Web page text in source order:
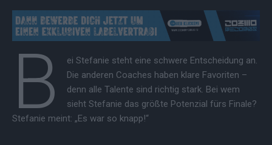
B
ei Stefanie steht eine schwere Entscheidung an.
Die anderen Coaches haben klare Favoriten –
denn alle Talente sind richtig stark. Bei wem
sieht Stefanie das größte Potenzial fürs Finale?
Stefanie meint: „Es war so knapp!“